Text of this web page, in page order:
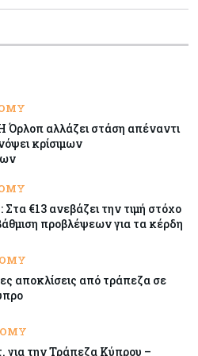
στα υψηλά παραμένει ο
10-08-2026
δισ. «ψαλιδίζεται» η
IPO – Τι εκτιμά το Bloomberg
10-08-2026
τον ΠτΔ
2,4% στις τιμές λόγω Μαύρης
για ελλείψεις στην
αλλάζει στάση απέναντι
κρίσιμων
€13 ανεβάζει την τιμή στόχο
προβλέψεων για τα κέρδη
αποκλίσεις από τράπεζα σε
για την Τράπεζα Κύπρου –